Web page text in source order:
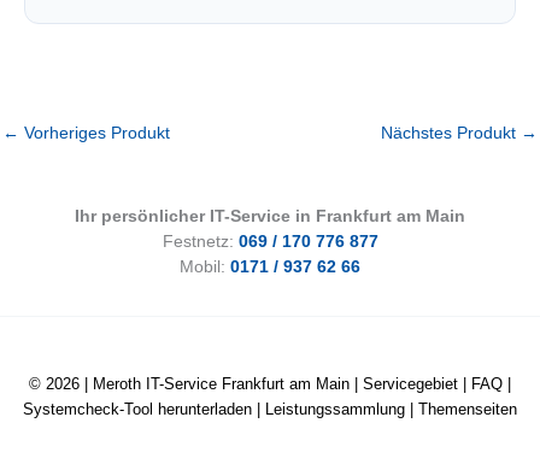
← Vorheriges Produkt Nächstes Produkt →
Ihr persönlicher IT-Service in Frankfurt am Main
Festnetz: 069 / 170 776 877
Mobil: 0171 / 937 62 66
© 2026 | Meroth IT-Service Frankfurt am Main Servicegebiet FAQ
Systemcheck-Tool herunterladen
Leistungssammlung Themenseiten